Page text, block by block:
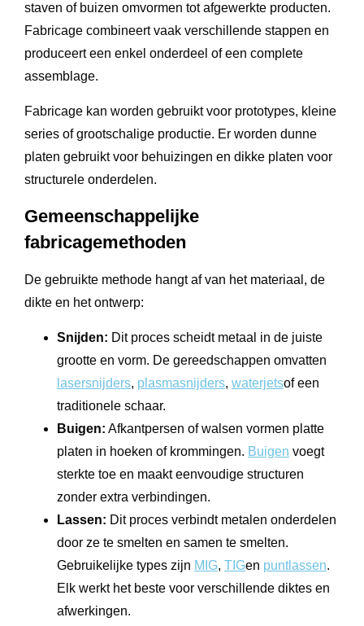
staven of buizen omvormen tot afgewerkte producten.
Fabricage combineert vaak verschillende stappen en
produceert een enkel onderdeel of een complete
assemblage.
Fabricage kan worden gebruikt voor prototypes, kleine
series of grootschalige productie. Er worden dunne
platen gebruikt voor behuizingen en dikke platen voor
structurele onderdelen.
Gemeenschappelijke
fabricagemethoden
De gebruikte methode hangt af van het materiaal, de
dikte en het ontwerp:
Snijden: Dit proces scheidt metaal in de juiste
grootte en vorm. De gereedschappen omvatten
lasersnijders, plasmasnijders, waterjetsof een
traditionele schaar.
Buigen: Afkantpersen of walsen vormen platte
platen in hoeken of krommingen. Buigen voegt
sterkte toe en maakt eenvoudige structuren
zonder extra verbindingen.
Lassen: Dit proces verbindt metalen onderdelen
door ze te smelten en samen te smelten.
Gebruikelijke types zijn MIG, TIGen puntlassen.
Elk werkt het beste voor verschillende diktes en
afwerkingen.